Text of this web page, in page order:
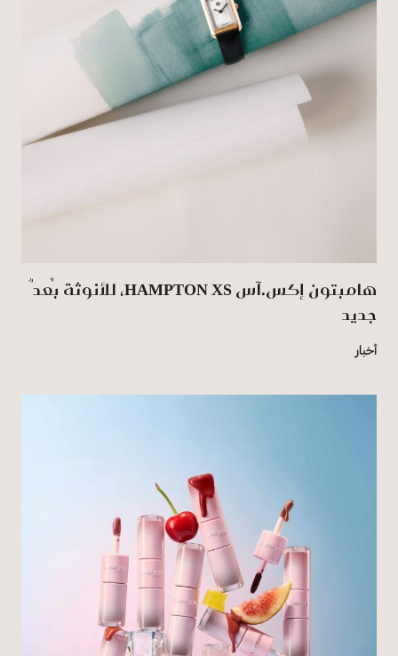
هامبتون إكس.آس HAMPTON XS، للأنوثة بُعدٌ
جديد
أخبار